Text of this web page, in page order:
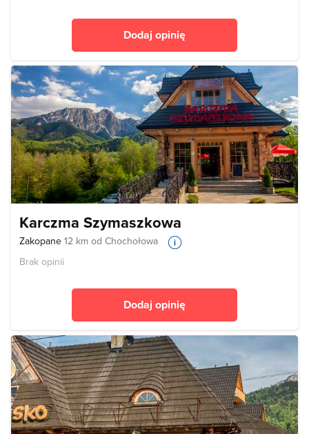
Dodaj opinię
Karczma Szymaszkowa
Zakopane 12 km od Chochołowa
Brak opinii
Dodaj opinię